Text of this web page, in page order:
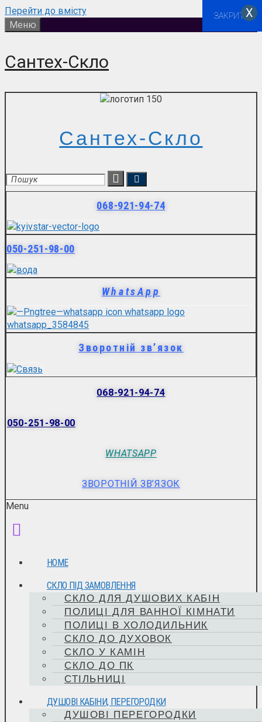
Перейти до вмісту
Меню
Сантех-Скло
Сантех-Скло
068-921-94-74
050-251-98-00
WhatsApp
Зворотній зв’язок
068-921-94-74
050-251-98-00
WHATSAPP
ЗВОРОТНІЙ ЗВ’ЯЗОК
Menu
HOME
СКЛО ПІД ЗАМОВЛЕННЯ
СКЛО ДЛЯ ДУШОВИХ КАБІН
ПОЛИЦІ ДЛЯ ВАННОЇ КІМНАТИ
ПОЛИЦІ В ХОЛОДИЛЬНИК
СКЛО ДО ДУХОВОК
СКЛО У КАМІН
СКЛО ДО ПК
СТІЛЬНИЦІ
ДУШОВІ КАБІНИ, ПЕРЕГОРОДКИ
ДУШОВІ ПЕРЕГОРОДКИ
ЗАКРИТИХ